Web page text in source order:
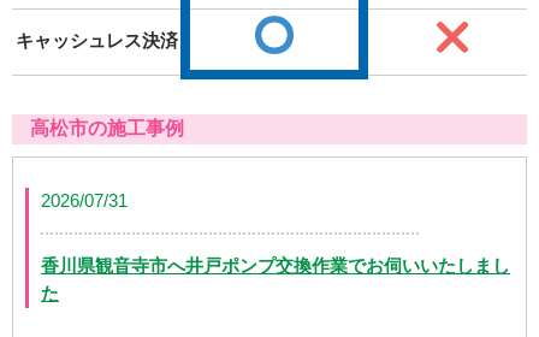
キャッシュレス決済
高松市の施工事例
2026/07/31
香川県観音寺市へ井戸ポンプ交換作業でお伺いいたしまし
た